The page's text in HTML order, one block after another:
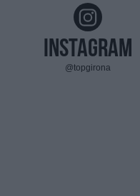
Instagram
@topgirona